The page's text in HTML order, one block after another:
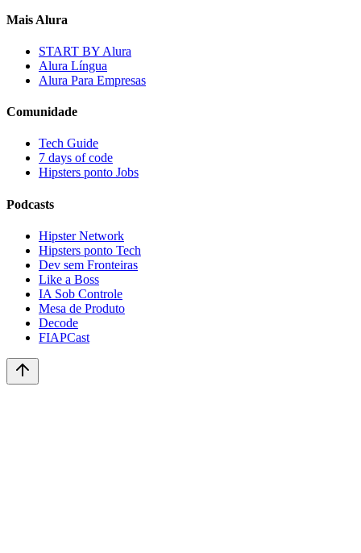
Mais Alura
START BY Alura
Alura Língua
Alura Para Empresas
Comunidade
Tech Guide
7 days of code
Hipsters ponto Jobs
Podcasts
Hipster Network
Hipsters ponto Tech
Dev sem Fronteiras
Like a Boss
IA Sob Controle
Mesa de Produto
Decode
FIAPCast